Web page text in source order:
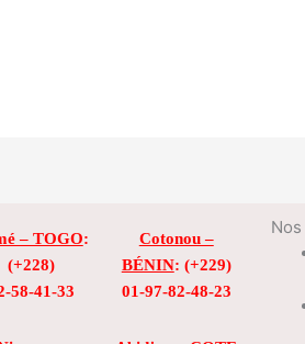
– TOGO:
(+228)
58-41-33
Cotonou –
BÉNIN: (+229)
01-97-82-48-23